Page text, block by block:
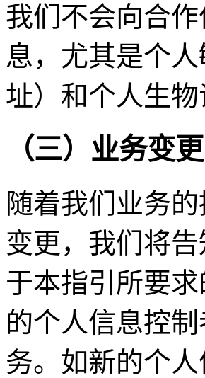
我们不会向合
息，尤其是个
址）和个人生
（三）业务变
随着我们业务
变更，我们将
于本指引所要
的个人信息控
务。如新的个